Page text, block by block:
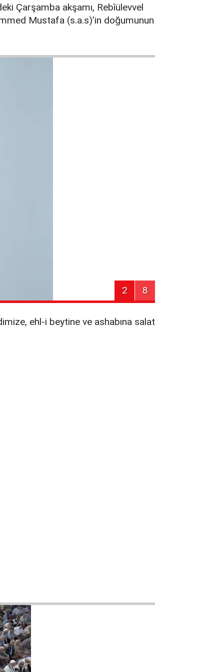
Çarşamba akşamı, Rebîülevvel
Mustafa (s.a.s)’in doğumunun
2 8
ehl-i beytine ve ashabına salat